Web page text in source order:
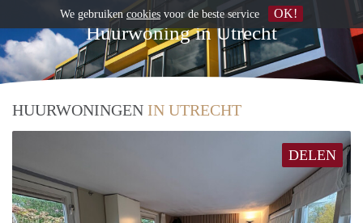
Huurwoning in Utrecht
HUURWONINGEN IN UTRECHT
DELEN
We gebruiken cookies voor de beste service OK!